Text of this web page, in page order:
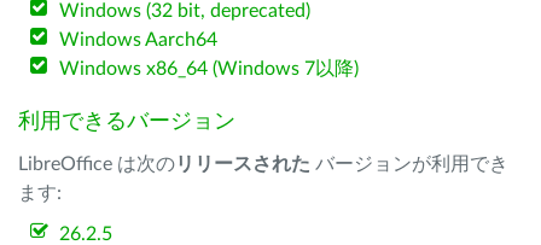
Windows (32 bit, deprecated)
Windows Aarch64
Windows x86_64 (Windows 7以降)
利用できるバージョン
LibreOffice は次のリリースされた バージョンが利用でき
ます:
26.2.5